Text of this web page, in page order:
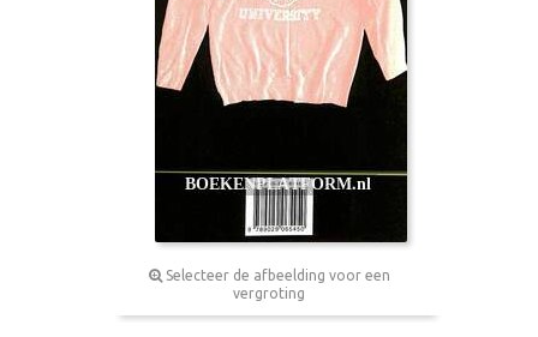
Selecteer de afbeelding voor een
vergroting